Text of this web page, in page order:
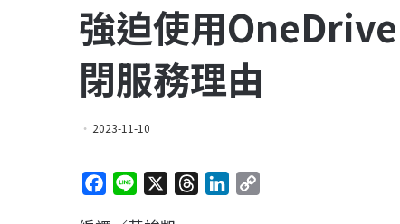
強迫使用
閉服務理由
2023-11-10